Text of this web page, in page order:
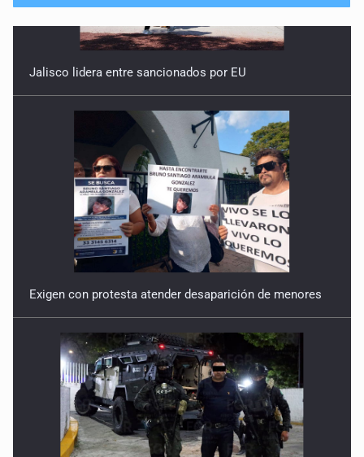
Exigen con protesta atender desaparición de menores
Procesan a el “R1”, presunto líder criminal en Jalisco y